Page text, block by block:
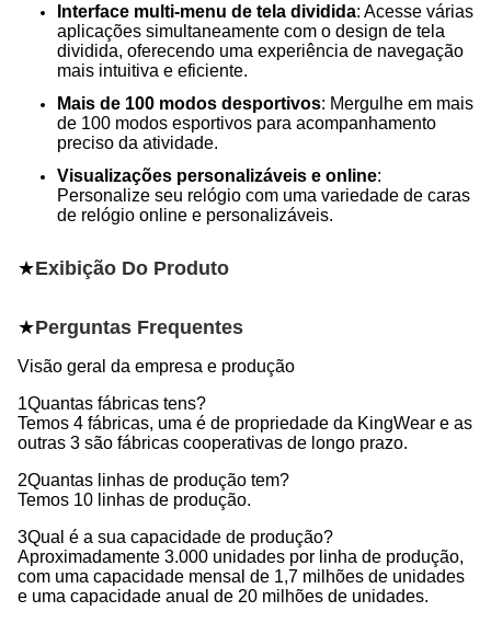
Interface multi-menu de tela dividida: Acesse várias
aplicações simultaneamente com o design de tela
dividida, oferecendo uma experiência de navegação
mais intuitiva e eficiente.
Mais de 100 modos desportivos: Mergulhe em mais
de 100 modos esportivos para acompanhamento
preciso da atividade.
Visualizações personalizáveis e online:
Personalize seu relógio com uma variedade de caras
de relógio online e personalizáveis.
★Exibição Do Produto
★Perguntas Frequentes
Visão geral da empresa e produção
1Quantas fábricas tens?
Temos 4 fábricas, uma é de propriedade da KingWear e as
outras 3 são fábricas cooperativas de longo prazo.
2Quantas linhas de produção tem?
Temos 10 linhas de produção.
3Qual é a sua capacidade de produção?
Aproximadamente 3.000 unidades por linha de produção,
com uma capacidade mensal de 1,7 milhões de unidades
e uma capacidade anual de 20 milhões de unidades.